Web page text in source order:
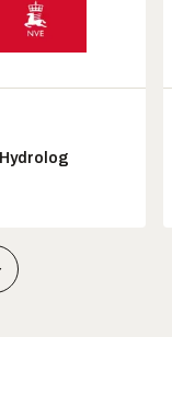
Hydrolog